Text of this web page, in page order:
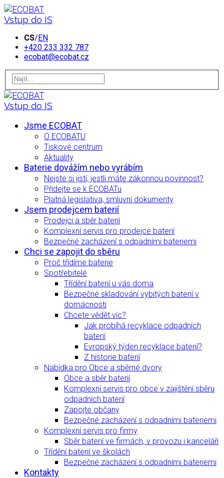
Vstup do IS
CS/EN
+420 233 332 787
ecobat@ecobat.cz
Vstup do IS
Jsme ECOBAT
O ECOBATU
Tiskové centrum
Aktuality
Baterie dovážím nebo vyrábím
Nejste si jistí, jestli máte zákonnou povinnost?
Přidejte se k ECOBATu
Platná legislativa, smluvní dokumenty
Jsem prodejcem baterií
Prodejci a sběr baterií
Komplexní servis pro prodejce baterií
Bezpečné zacházení s odpadními bateriemi
Chci se zapojit do sběru
Proč třídíme baterie
Spotřebitelé
Třídění baterií u vás doma
Bezpečné skladování vybitých baterií v
domácnosti
Chcete vědět víc?
Jak probíhá recyklace odpadních
baterií
Evropský týden recyklace baterií?
Z historie baterií
Nabídka pro Obce a sběrné dvory
Obce a sběr baterií
Komplexní servis pro obce v zajištění sběru
odpadních baterií
Zapojte občany
Bezpečné zacházení s odpadními bateriemi
Komplexní servis pro firmy
Sběr baterií ve firmách, v provozu i kanceláři
Třídění baterií ve školách
Bezpečné zacházení s odpadními bateriemi
Kontakty